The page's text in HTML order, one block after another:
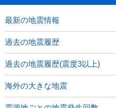
最新の地震情報
過去の地震履歴
過去の地震履歴(震度3以上)
海外の大きな地震